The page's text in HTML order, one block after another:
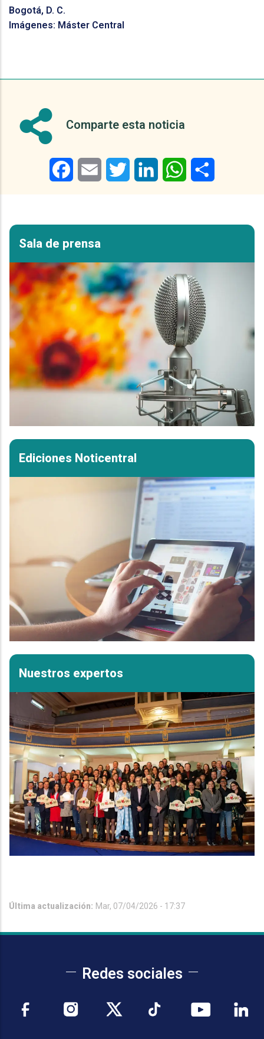
Bogotá, D. C.
Imágenes: Máster Central
Comparte esta noticia
FacebookEmail Twitter LinkedIn WhatsApp
Sala de prensa
Ediciones Noticentral
Nuestros expertos
Última actualización: Mar, 07/04/2026 - 17:37
Redes sociales